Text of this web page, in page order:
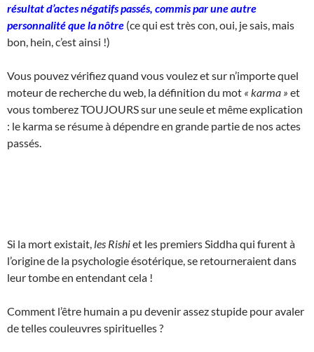
résultat d’actes négatifs passés, commis par une autre
personnalité que la nôtre (ce qui est très con, oui, je sais, mais
bon, hein, c’est ainsi !)
Vous pouvez vérifiez quand vous voulez et sur n’importe quel
moteur de recherche du web, la définition du mot « karma » et
vous tomberez TOUJOURS sur une seule et même explication
: le karma se résume à dépendre en grande partie de nos actes
passés.
Si la mort existait, les Rishiet les premiers Siddha qui furent à
l’origine de la psychologie ésotérique, se retourneraient dans
leur tombe en entendant cela !
Comment l’être humain a pu devenir assez stupide pour avaler
de telles couleuvres spirituelles ?